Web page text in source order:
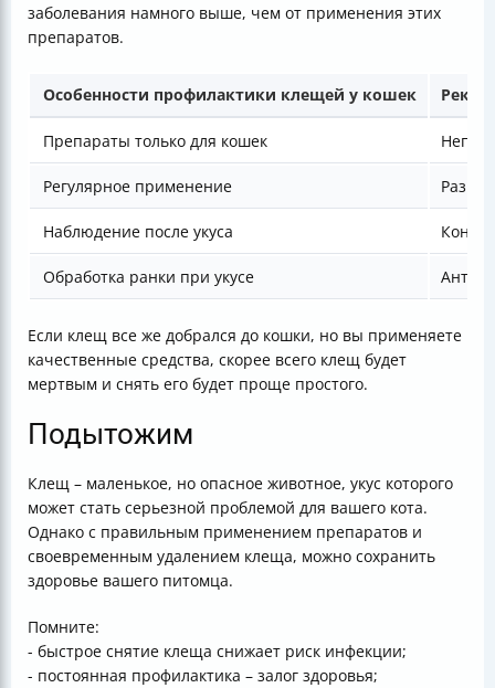
заболевания намного выше, чем от применения этих
препаратов.
Особенности профилактики клещей у кошек
Препараты только для кошек
Регулярное применение Раз в
Наблюдение после укуса
Обработка ранки при укусе
Если клещ все же добрался до кошки, но вы применяете
качественные средства, скорее всего клещ будет
мертвым и снять его будет проще простого.
Подытожим
Клещ – маленькое, но опасное животное, укус которого
может стать серьезной проблемой для вашего кота.
Однако с правильным применением препаратов и
своевременным удалением клеща, можно сохранить
здоровье вашего питомца.
Помните:
- быстрое снятие клеща снижает риск инфекции;
- постоянная профилактика – залог здоровья;